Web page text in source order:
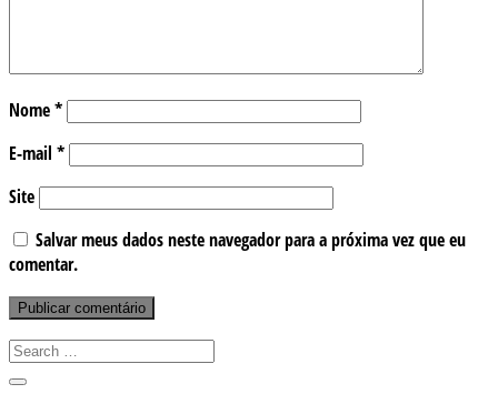
Nome*
E-mail *
Site
Salvar meus dados neste navegador para a próxima vez que eu
comentar.